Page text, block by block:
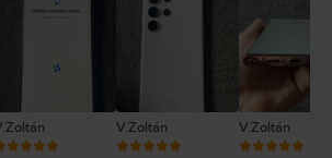
V.Zoltán V.Zoltán